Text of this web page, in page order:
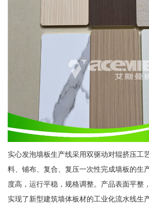
实心发泡墙板生产线采用双驱动对辊挤压工
料、铺布、复合、复压一次性完成墙板的生
度高，运行平稳，规格调整。产品表面平整
实现了新型建筑墙体板材的工业化流水线生